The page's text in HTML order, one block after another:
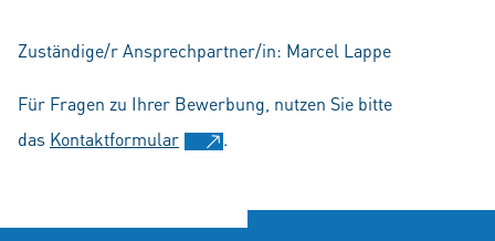
Zuständige/r Ansprechpartner/in: Marcel Lappe
Für Fragen zu Ihrer Bewerbung, nutzen Sie bitte
das Kontaktformular .